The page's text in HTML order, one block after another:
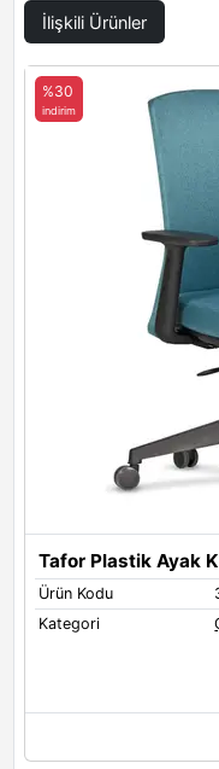
İlişkili Ürünler
Tafor Plastik Ayak
Ürün Kodu
Kategori
%30
indirim